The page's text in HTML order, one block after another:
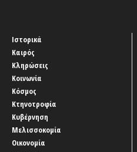
Ιστορικά
Καιρός
Κληρώσεις
Κοινωνία
Κόσμος
Κτηνοτροφία
Κυβέρνηση
Μελισσοκομία
Οικονομία